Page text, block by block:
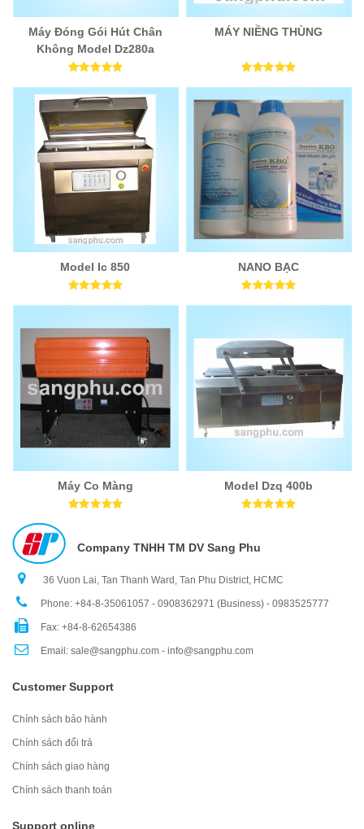
Máy Đóng Gói Hút Chân
Không Model Dz280a
MÁY NIỀNG THÙNG
Model Ic 850 NANO BẠC
Máy Co Màng Model Dzq 400b
Company TNHH TM DV Sang Phu
36 Vuon Lai, Tan Thanh Ward, Tan Phu District, HCMC
Phone: +84-8-35061057 - 0908362971 (Business) - 0983525777
Fax: +84-8-62654386
Email: sale@sangphu.com - info@sangphu.com
Customer Support
Chính sách bảo hành
Chính sách đổi trả
Chính sách giao hàng
Chính sách thanh toán
Support online